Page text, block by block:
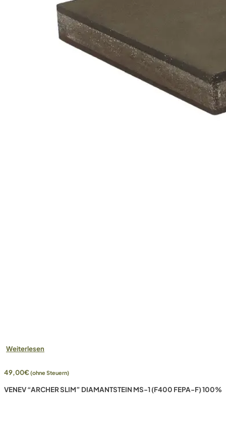
Weiterlesen
49,00€(ohne Steuern)
VENEV “ARCHER SLIM” DIAMANTSTEIN MS-1 (F400 FEPA-F) 100%